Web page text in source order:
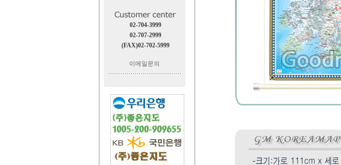
02-704-3999
02-707-2999
(FAX)02-702-5999
이메일문의